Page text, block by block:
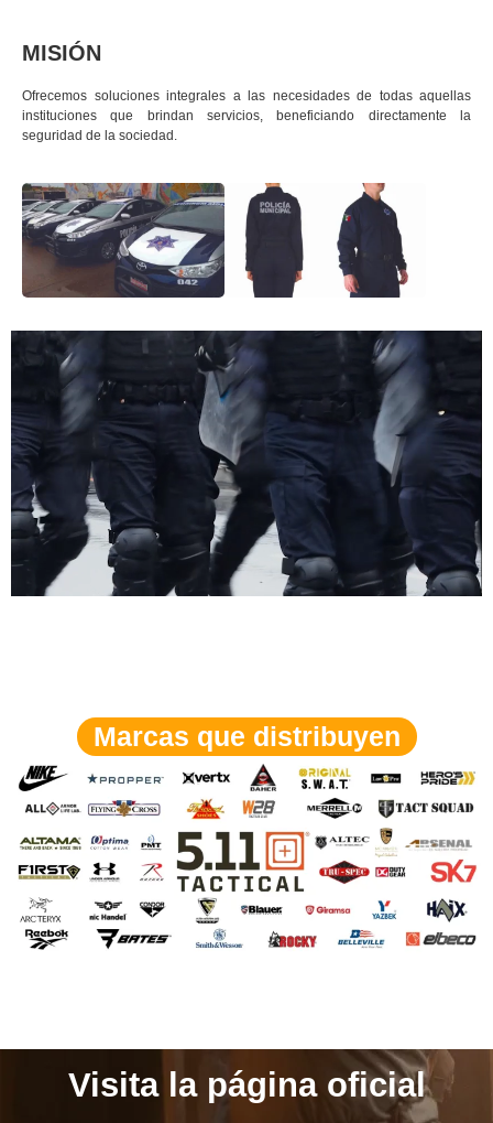
MISIÓN
Ofrecemos soluciones integrales a las necesidades de todas aquellas
instituciones que brindan servicios, beneficiando directamente la
seguridad de la sociedad.
Marcas que distribuyen
Visita la página oficial